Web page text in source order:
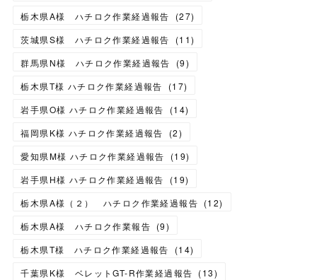
栃木県A様 ハチロク作業経過報告
(27)
茨城県S様 ハチロク作業経過報告
(11)
群馬県N様 ハチロク作業経過報告
(9)
栃木県T様 ハチロク作業経過報告
(17)
岩手県O様 ハチロク作業経過報告
(14)
福岡県K様 ハチロク作業経過報告
(2)
愛知県M様 ハチロク作業経過報告
(19)
岩手県H様 ハチロク作業経過報告
(19)
栃木県A様（２） ハチロク作業経過報告 (12)
栃木県A様 ハチロク作業報告 (9)
栃木県T様 ハチロク作業経過報告
(14)
千葉県K様 ベレットGT-R作業経過報告 (13)